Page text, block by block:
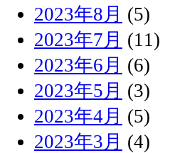
2023年8月 (5)
2023年7月 (11)
2023年6月 (6)
2023年5月 (3)
2023年4月 (5)
2023年3月 (4)